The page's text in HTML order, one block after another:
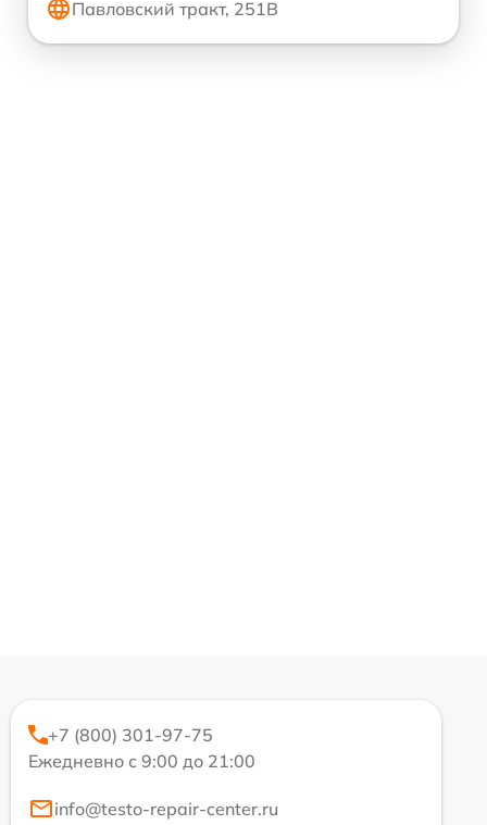
Павловский тракт, 251В
+7 (800) 301-97-75
Ежедневно с 9:00 до 21:00
info@testo-repair-center.ru